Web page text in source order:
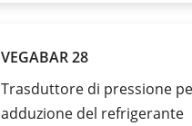
VEGABAR 28
Trasduttore di pressione
adduzione del refrigerante